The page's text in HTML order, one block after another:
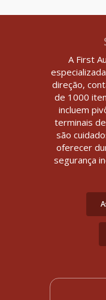
A First
direção,
de 1000
incluem
terminais
são
oferecer
segurança